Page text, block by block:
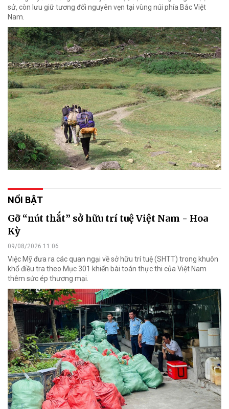
sử, còn lưu giữ tương đối nguyên vẹn tại vùng núi phía Bắc Việt
Nam.
NỔI BẬT
Gỡ “nút thắt” sở hữu trí tuệ Việt Nam - Hoa
Kỳ
09/08/2026 11:06
Việc Mỹ đưa ra các quan ngại về sở hữu trí tuệ (SHTT) trong khuôn
khổ điều tra theo Mục 301 khiến bài toán thực thi của Việt Nam
thêm sức ép thương mại.